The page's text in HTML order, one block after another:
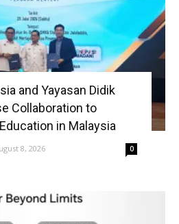
and Yayasan Didik
Collaboration to
in Malaysia
8, 2026 0